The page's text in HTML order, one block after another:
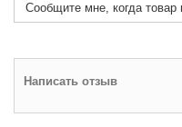
Сообщите мне, когда товар
Написать отзыв